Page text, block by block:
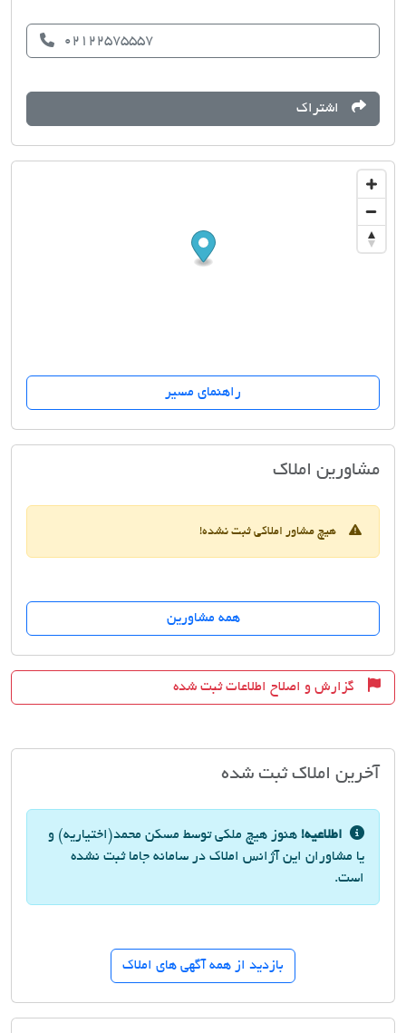
02122575557
اشتراک
راهنمای مسیر
مشاورین املاکمسکن محمد(اختیاریه)
هیچ مشاور املاکی ثبت نشده!
همه مشاورین
گزارش و اصلاح اطلاعات ثبت شده
آخرین املاک ثبت شده
اطلاعیه! هنوز هیچ ملکی توسط مسکن محمد(اختیاریه) و
یا مشاوران این آژانس املاک در سامانه جاما ثبت نشده
است.
بازدید از همه آگهی های املاک